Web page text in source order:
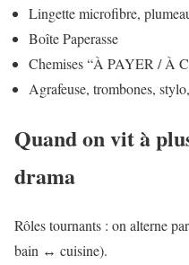
Lingette microfibre,
Boîte Paperasse
Chemises “À PAYER / À
Agrafeuse, trombones,
Quand on vit à
drama
Rôles tournants : on alterne
bain ↔ cuisine).